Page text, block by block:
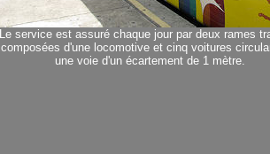
Le service est assuré chaque jour par deux rames
composées d'une locomotive et cinq voitures
une voie d'un écartement de 1 mètre.